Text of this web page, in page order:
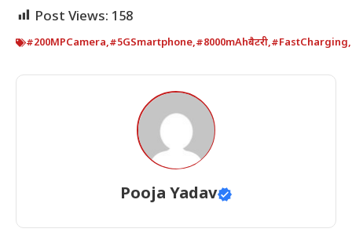
Post Views: 158
#200MPCamera,#5GSmartphone,#8000mAhबैटरी,#FastCharging,
Pooja Yadav